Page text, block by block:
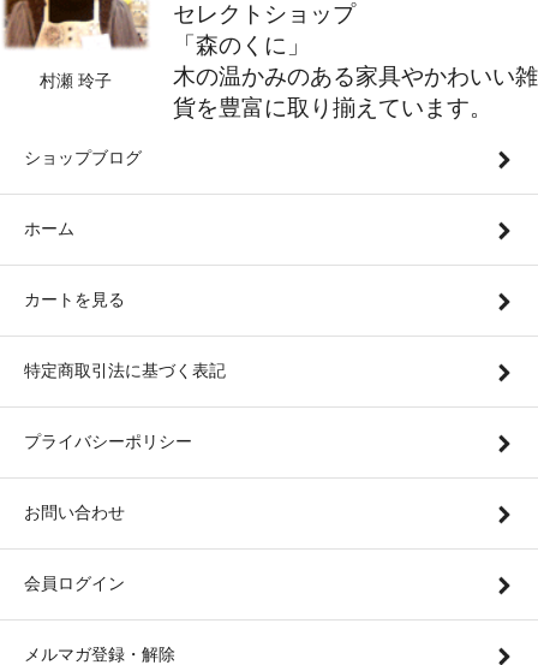
村瀬 玲子
セレクトショップ
「森のくに」
木の温かみのある家具やかわいい雑
貨を豊富に取り揃えています。
ショップブログ
ホーム
カートを見る
特定商取引法に基づく表記
プライバシーポリシー
お問い合わせ
会員ログイン
メルマガ登録・解除